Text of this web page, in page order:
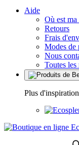
Aide
Où est ma
Retours
Frais
Modes de
Nous
Toutes
Plus d'inspiration